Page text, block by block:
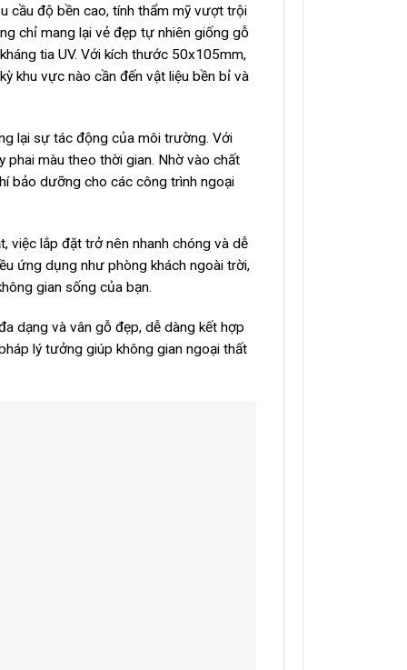
cầu độ bền cao, tính thẩm mỹ vượt trội
chỉ mang lại vẻ đẹp tự nhiên giống gỗ
tia UV. Với kích thước 50x105mm,
khu vực nào cần đến vật liệu bền bỉ và
lại sự tác động của môi trường. Với
phai màu theo thời gian. Nhờ vào chất
bảo dưỡng cho các công trình ngoại
việc lắp đặt trở nên nhanh chóng và dễ
ứng dụng như phòng khách ngoài trời,
gian sống của bạn.
dạng và vân gỗ đẹp, dễ dàng kết hợp
lý tưởng giúp không gian ngoại thất